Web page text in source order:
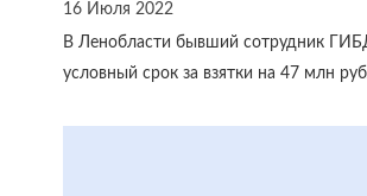
16 Июля 2022
В Ленобласти бывший сотрудник
условный срок за взятки на 47 млн